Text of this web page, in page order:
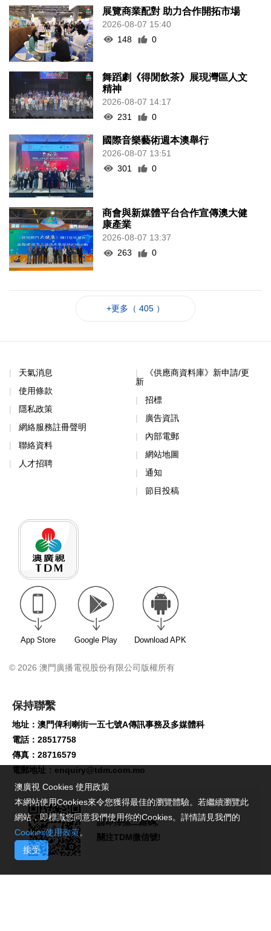
展覽商業配對 助力合作開拓市場
2026-08-07 15:40
148
0
舞蹈劇《得閒飲茶》展現灣區人文
精神
2026-08-07 14:17
231
0
國際音樂藝術週本澳舉行
2026-08-07 13:51
301
0
商會與新媒體平台合作宣傳澳大健
康產業
2026-08-07 13:37
263
0
+更多（ 405 ）
天氣消息
使用條款
隱私政策
網絡服務註冊聲明
聯絡資料
人才招聘
《供應商資料庫》新申請/更
新
招標
廣告資訊
內部電郵
網站地圖
通知
節目投稿
App Store Google Play Download APK
© 2026 澳門廣播電視股份有限公司版權所有
保持聯繫
地址：澳門俾利喇街一五七號A傳訊事務及多媒體科
電話：28517758
傳真：28716579
電郵地址： enquiry@tdm.com.mo
請即掃描二維碼,
關注TDM微信號!
澳廣視 Cookies 使用政策
本網站使用Cookies來令您獲得最佳的瀏覽體驗。若繼續瀏覽此
網站，即標識您同意我們使用你的Cookies。詳情請見我們的
Cookies使用政策。
接受